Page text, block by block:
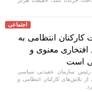
اجتماعی
انتظامی به
افتخاری معنوی و
است
رئیس سازمان عقیدتی سیاسی
از تلاش‌های کارکنان انتظامی و